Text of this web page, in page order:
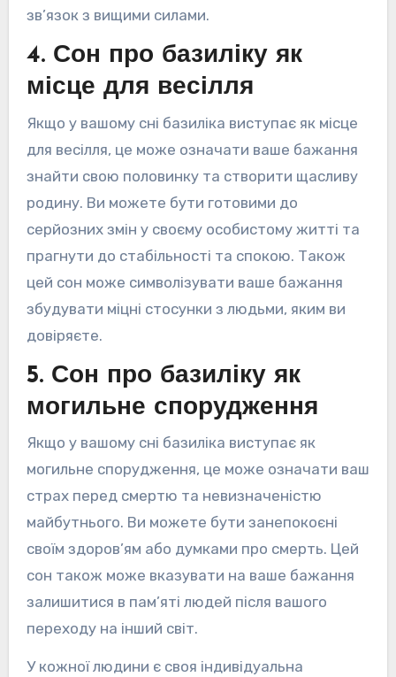
зв’язок з вищими силами.
4. Сон про базиліку як
місце для весілля
Якщо у вашому сні базиліка виступає як місце
для весілля, це може означати ваше бажання
знайти свою половинку та створити щасливу
родину. Ви можете бути готовими до
серйозних змін у своєму особистому житті та
прагнути до стабільності та спокою. Також
цей сон може символізувати ваше бажання
збудувати міцні стосунки з людьми, яким ви
довіряєте.
5. Сон про базиліку як
могильне спорудження
Якщо у вашому сні базиліка виступає як
могильне спорудження, це може означати ваш
страх перед смертю та невизначеністю
майбутнього. Ви можете бути занепокоєні
своїм здоров’ям або думками про смерть. Цей
сон також може вказувати на ваше бажання
залишитися в пам’яті людей після вашого
переходу на інший світ.
У кожної людини є своя індивідуальна